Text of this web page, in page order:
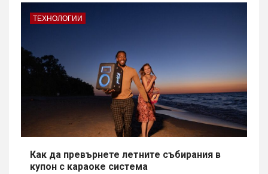
ТЕХНОЛОГИИ
Как да превърнете летните събирания в
купон с караоке система